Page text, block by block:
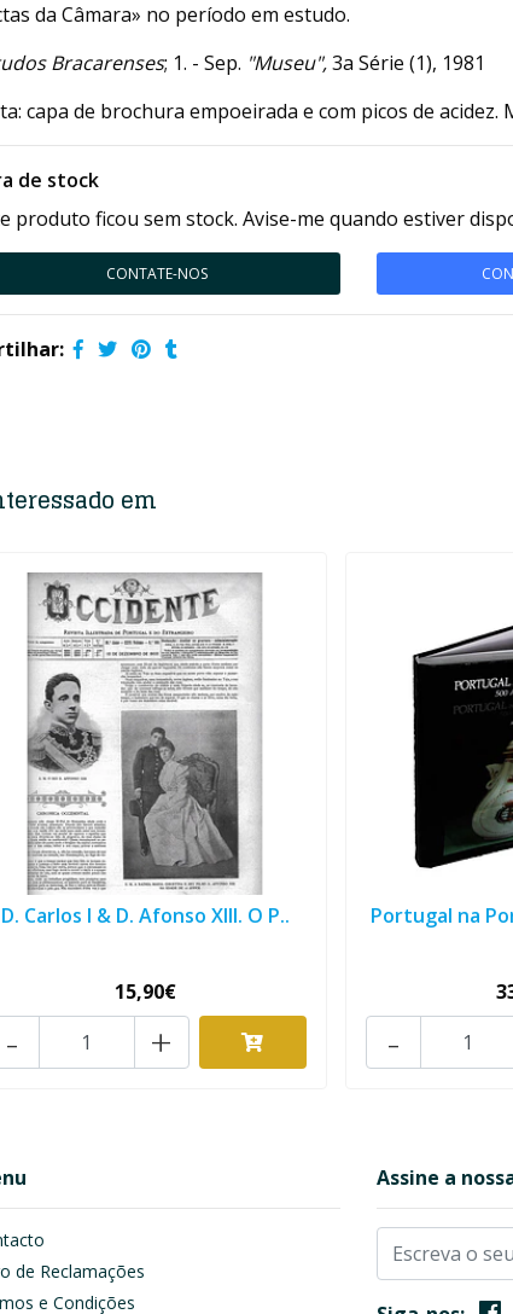
da Câmara» no período em estudo.
Bracarenses; 1. - Sep. "Museu",3a Série (1), 1981
capa de brochura empoeirada e com picos de acidez.
de stock
produto ficou sem stock. Avise-me quando estiver
CONTATE-NOS
em
D. Carlos I & D. Afonso XIII. O P..
15,90€
+
-
Portugal na
-
de Reclamações
e Condições
Assine a